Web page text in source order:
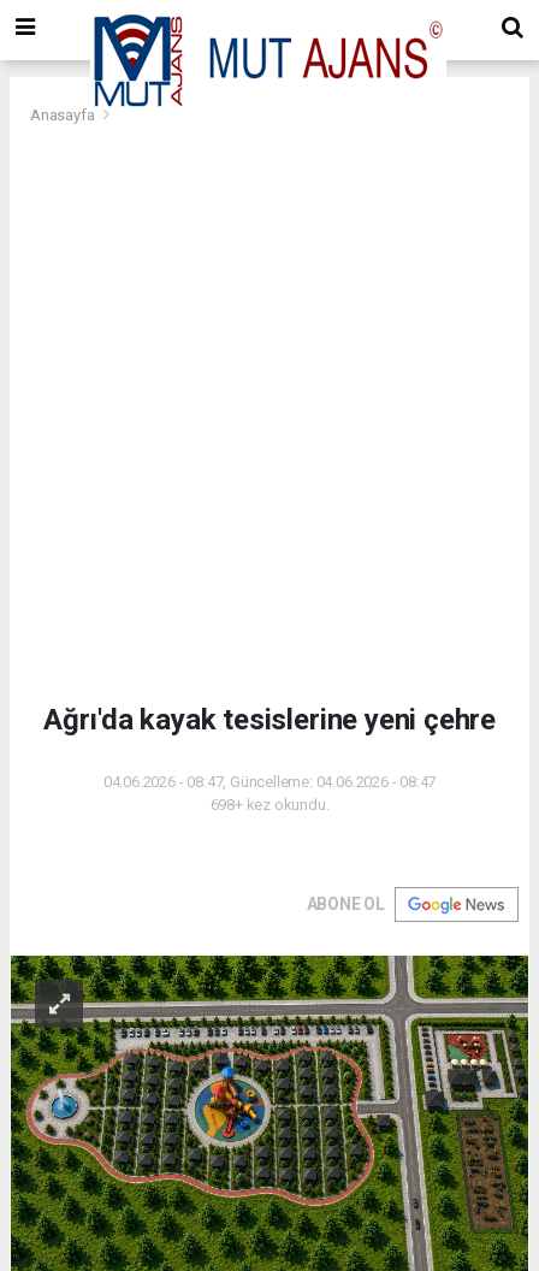
Anasayfa
Ağrı'da kayak tesislerine yeni çehre
04.06.2026 - 08:47, Güncelleme: 04.06.2026 - 08:47
698+ kez okundu.
ABONE OL